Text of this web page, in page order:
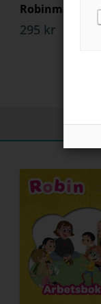
Robinmaskot
295 kr